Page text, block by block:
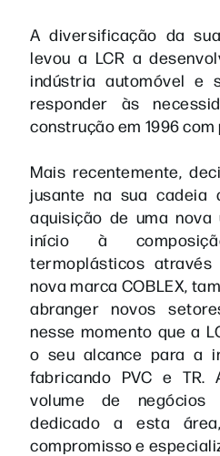
A diversificação da
levou a LCR a
indústria automóvel e
responder às
construção em 1996
Mais recentemente,
jusante na sua cadeia
aquisição de uma
início à
termoplásticos
nova marca COBLEX,
abranger novos
nesse momento que a
o seu alcance para a
fabricando PVC e TR.
volume de
dedicado a esta
compromisso e